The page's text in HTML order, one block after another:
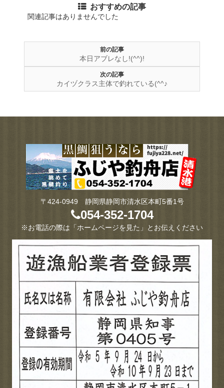
おすすめの記事
関連記事はありませんでした
前の記事
本日アブレなし!(^^)!
次の記事
カイヅクラス主体で釣れている(^^♪
〒424-0949 静岡県静岡市清水区本町5番1号
054-352-1704
※お電話の際は「ホームページを見た」とお伝えください